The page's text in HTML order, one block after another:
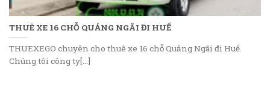
THUÊ XE 16 CHỖ QUẢNG NGÃI ĐI HUẾ
THUEXEGO chuyên cho thuê xe 16 chỗ Quảng Ngãi đi Huế.
Chúng tôi công ty[...]